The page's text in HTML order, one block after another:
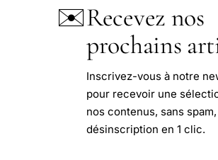
✉️Recevez nos
prochains
Inscrivez-vous à notre
pour recevoir une
nos contenus, sans spam,
désinscription en 1 clic.